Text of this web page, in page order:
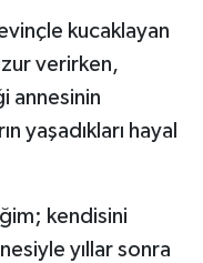
kucaklayan
verirken,
annesinin
yaşadıkları hayal
kendisini
yıllar sonra